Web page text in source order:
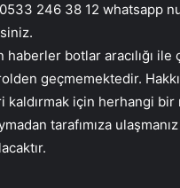
246 38 12 whatsapp
botlar aracılığı ile
geçmemektedir.
kaldırmak için herhangi bir
tarafımıza